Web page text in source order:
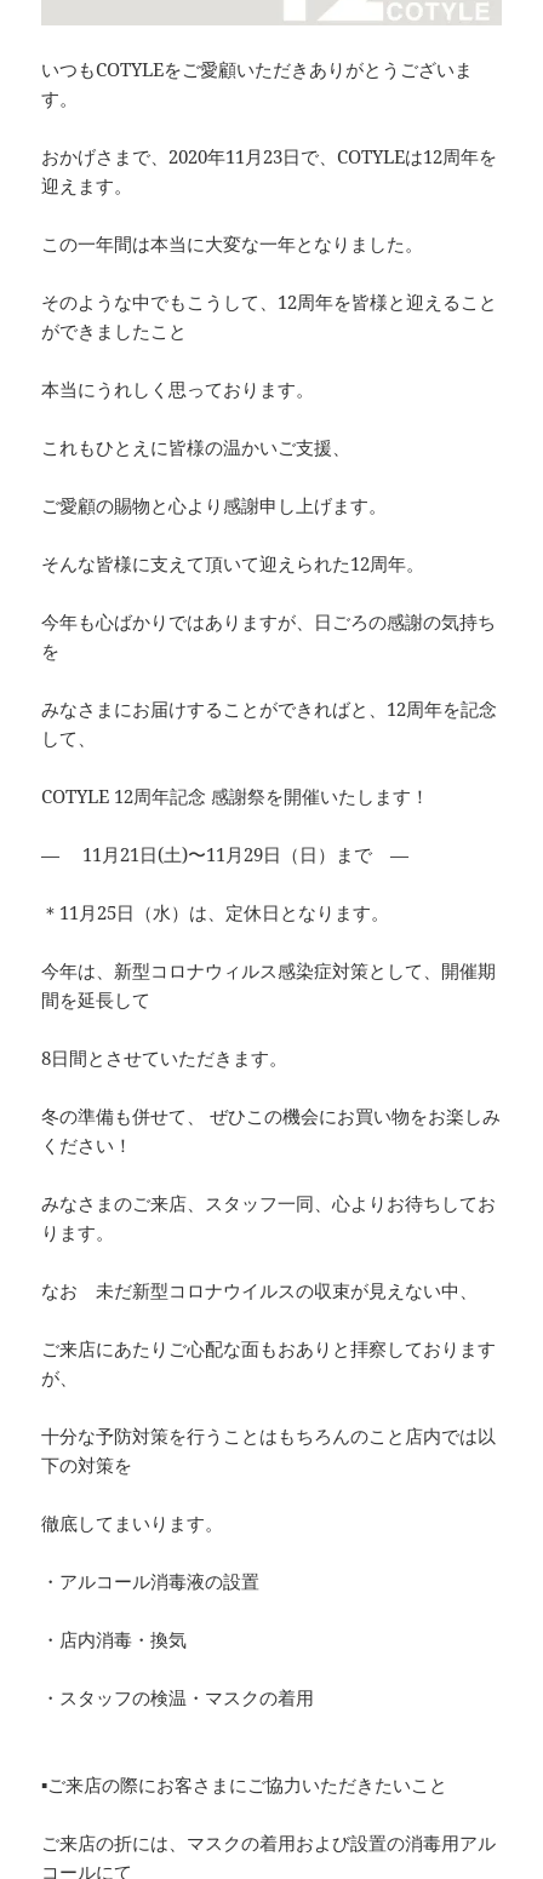
いつもCOTYLEをご愛顧いただきありがとうございま
す。
おかげさまで、2020年11月23日で、COTYLEは12周年を
迎えます。
この一年間は本当に大変な一年となりました。
そのような中でもこうして、12周年を皆様と迎えること
ができましたこと
本当にうれしく思っております。
これもひとえに皆様の温かいご支援、
ご愛顧の賜物と心より感謝申し上げます。
そんな皆様に支えて頂いて迎えられた12周年。
今年も心ばかりではありますが、日ごろの感謝の気持ち
を
みなさまにお届けすることができればと、12周年を記念
して、
COTYLE 12周年記念 感謝祭を開催いたします！
— 11月21日(土)〜11月29日（日）まで —
＊11月25日（水）は、定休日となります。
今年は、新型コロナウィルス感染症対策として、開催期
間を延長して
8日間とさせていただきます。
冬の準備も併せて、 ぜひこの機会にお買い物をお楽しみ
ください！
みなさまのご来店、スタッフ一同、心よりお待ちしてお
ります。
なお 未だ新型コロナウイルスの収束が見えない中、
ご来店にあたりご心配な面もおありと拝察しております
が、
十分な予防対策を行うことはもちろんのこと店内では以
下の対策を
徹底してまいります。
・アルコール消毒液の設置
・店内消毒・換気
・スタッフの検温・マスクの着用
▪︎ご来店の際にお客さまにご協力いただきたいこと
ご来店の折には、マスクの着用および設置の消毒用アル
コールにて